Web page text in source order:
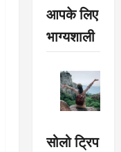
आपके लिए
भाग्यशाली
सोलो ट्रिप